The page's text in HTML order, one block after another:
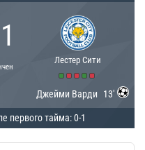
1
Лестер Сити
Джейми Варди 13'
первого тайма: 0-1